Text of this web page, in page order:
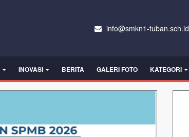
info@smkn1-tuban.sch.id
INOVASI BERITA GALERI FOTO KATEGORI